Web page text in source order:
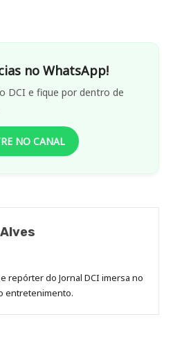
no WhatsApp!
DCI e fique por dentro de
NO CANAL
repórter do Jornal DCI imersa no
entretenimento.